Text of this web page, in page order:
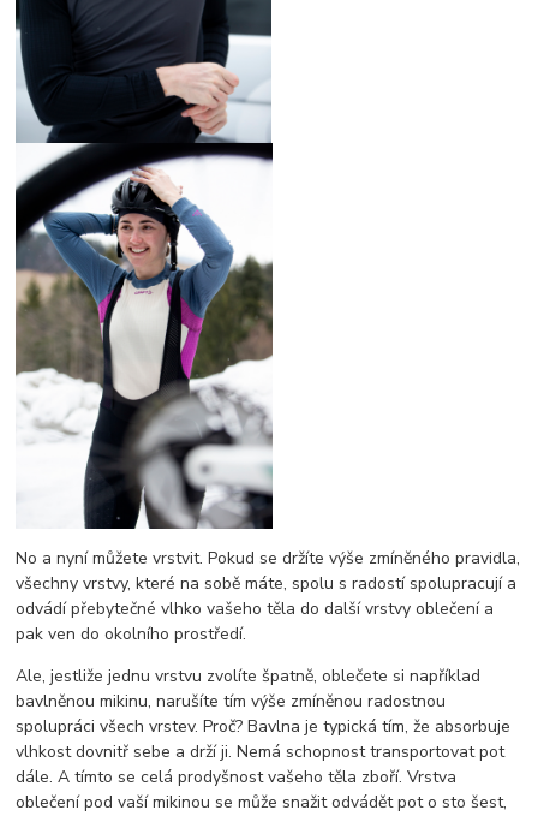
No a nyní můžete vrstvit. Pokud se držíte výše zmíněného pravidla,
všechny vrstvy, které na sobě máte, spolu s radostí spolupracují a
odvádí přebytečné vlhko vašeho těla do další vrstvy oblečení a
pak ven do okolního prostředí.
Ale, jestliže jednu vrstvu zvolíte špatně, oblečete si například
bavlněnou mikinu, narušíte tím výše zmíněnou radostnou
spolupráci všech vrstev. Proč? Bavlna je typická tím, že absorbuje
vlhkost dovnitř sebe a drží ji. Nemá schopnost transportovat pot
dále. A tímto se celá prodyšnost vašeho těla zboří. Vrstva
oblečení pod vaší mikinou se může snažit odvádět pot o sto šest,